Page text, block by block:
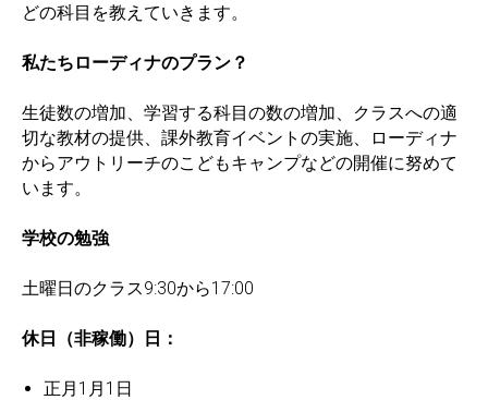
どの科目を教えていきます。
私たちローディナのプラン？
生徒数の増加、学習する科目の数の増加、クラスへの適
切な教材の提供、課外教育イベントの実施、ローディナ
からアウトリーチのこどもキャンプなどの開催に努めて
います。
学校の勉強
土曜日のクラス9:30から17:00
休日（非稼働）日：
正月1月1日